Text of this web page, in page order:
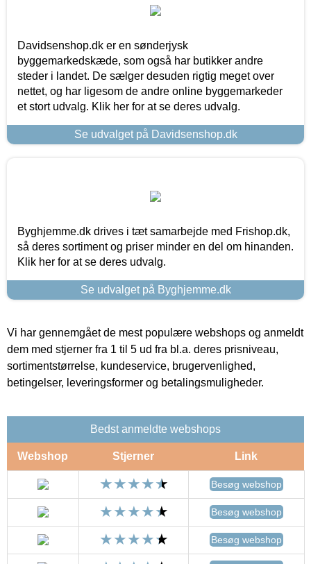
Davidsenshop.dk er en sønderjysk
byggemarkedskæde, som også har butikker andre
steder i landet. De sælger desuden rigtig meget over
nettet, og har ligesom de andre online byggemarkeder
et stort udvalg. Klik her for at se deres udvalg.
Se udvalget på Davidsenshop.dk
Byghjemme.dk drives i tæt samarbejde med Frishop.dk,
så deres sortiment og priser minder en del om hinanden.
Klik her for at se deres udvalg.
Se udvalget på Byghjemme.dk
Vi har gennemgået de mest populære webshops og anmeldt
dem med stjerner fra 1 til 5 ud fra bl.a. deres prisniveau,
sortimentstørrelse, kundeservice, brugervenlighed,
betingelser, leveringsformer og betalingsmuligheder.
Bedst anmeldte webshops
Webshop Stjerner Link
Besøg webshop
Besøg webshop
Besøg webshop